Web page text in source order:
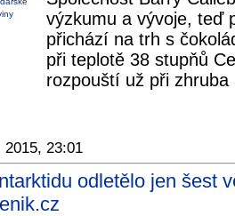
výzkumu a vývoje, teď
přichází na trh s
při teplotě 38 stupňů
rozpouští už při zhruba
2015, 23:01
odletělo jen šest